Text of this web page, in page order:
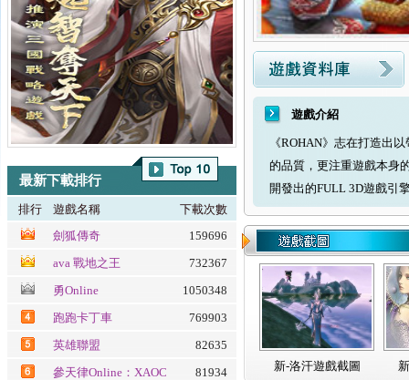
最新下載排行
排行 遊戲名稱
下載次數
劍狐傳奇
159696
ava 戰地之王
732367
勇Online
1050348
跑跑卡丁車
769903
英雄聯盟
82635
參天律Online：XAOC
81934
遊戲介紹
《ROHAN》志在打造出
的品質，更注重遊戲本身
開發出的FULL 3D遊戲引
新-洛汗遊戲截圖